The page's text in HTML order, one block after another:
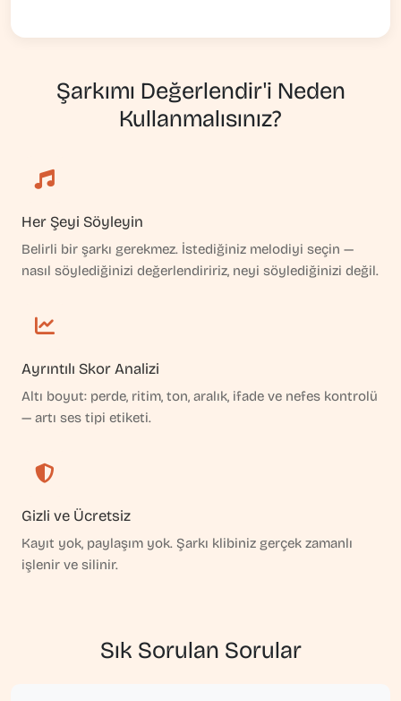
Şarkımı Değerlendir'i Neden
Kullanmalısınız?
Her Şeyi Söyleyin
Belirli bir şarkı gerekmez. İstediğiniz melodiyi seçin —
nasıl söylediğinizi değerlendiririz, neyi söylediğinizi değil.
Ayrıntılı Skor Analizi
Altı boyut: perde, ritim, ton, aralık, ifade ve nefes kontrolü
— artı ses tipi etiketi.
Gizli ve Ücretsiz
Kayıt yok, paylaşım yok. Şarkı klibiniz gerçek zamanlı
işlenir ve silinir.
Sık Sorulan Sorular